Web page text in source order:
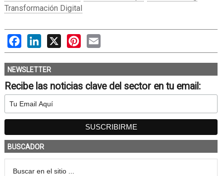
Transformación Digital
FacebookLinkedIn Pinterest
NEWSLETTER
Recibe las noticias clave del sector en tu email:
BUSCADOR